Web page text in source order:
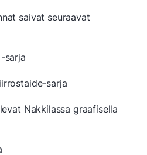
saivat seuraavat
sarja
sarja
Nakkilassa graafisella